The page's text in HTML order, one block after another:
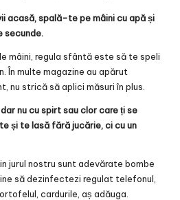
acasă, spală-te pe mâini cu apă și
secunde.
mâini, regula sfântă este să te speli
În multe magazine au apărut
nu strică să aplici măsuri în plus.
nu cu spirt sau clor care ți se
și te lasă fără jucărie, ci cu un
jurul nostru sunt adevărate bombe
să dezinfectezi regulat telefonul,
cardurile, aș adăuga.